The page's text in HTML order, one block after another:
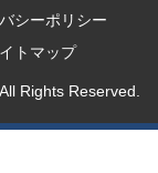
シーポリシー
トマップ
Rights Reserved.